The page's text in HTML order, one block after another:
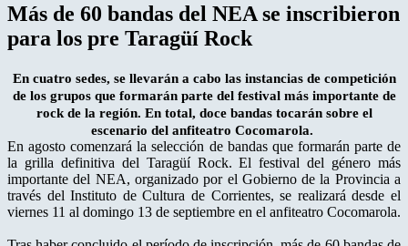
Más de 60 bandas del NEA se inscribieron
para los pre Taragüí Rock
En cuatro sedes, se llevarán a cabo las instancias de competición
de los grupos que formarán parte del festival más importante de
rock de la región. En total, doce bandas tocarán sobre el
escenario del anfiteatro Cocomarola.
En agosto comenzará la selección de bandas que formarán parte de
la grilla definitiva del Taragüí Rock. El festival del género más
importante del NEA, organizado por el Gobierno de la Provincia a
través del Instituto de Cultura de Corrientes, se realizará desde el
viernes 11 al domingo 13 de septiembre en el anfiteatro Cocomarola.